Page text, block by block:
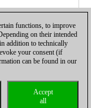
Cookies Management
functions, to improve
on their intended
addition to technically
your consent (if
can be found in our
Accept
all